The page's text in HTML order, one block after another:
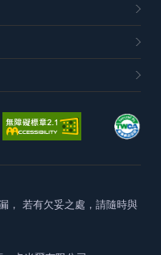
， 若有欠妥之處，請隨時與